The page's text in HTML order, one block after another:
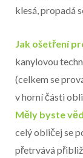
klesá, propadá
Jak ošetření
kanylovou
(celkem se
v horní části
Měly byste
celý obličej se
přetrvává